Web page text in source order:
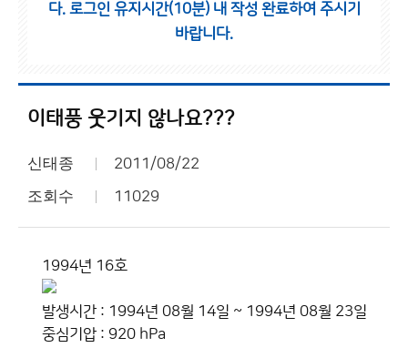
다. 로그인 유지시간(10분) 내 작성 완료하여 주시기
바랍니다.
이태풍 웃기지 않나요???
신태종 2011/08/22
조회수 11029
1994년 16호
발생시간 : 1994년 08월 14일 ~ 1994년 08월 23일
중심기압 : 920 hPa